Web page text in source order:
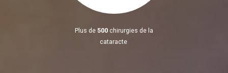
Plus de 500 chirurgies de la
cataracte